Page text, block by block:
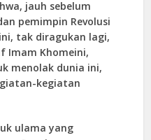
jauh sebelum
pemimpin Revolusi
tak diragukan lagi,
Imam Khomeini,
menolak dunia ini,
kegiatan
ulama yang